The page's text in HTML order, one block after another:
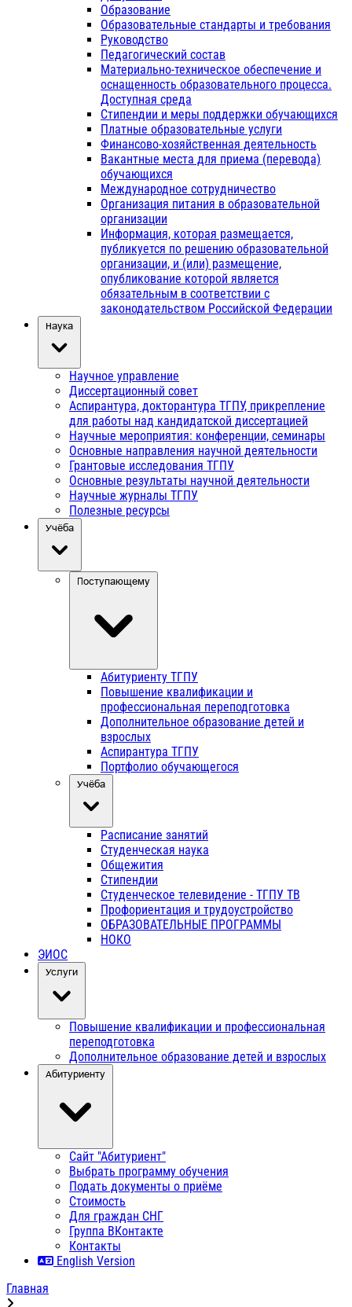
Образование
Образовательные стандарты и требования
Руководство
Педагогический состав
Материально-техническое обеспечение и
оснащенность образовательного процесса.
Доступная среда
Стипендии и меры поддержки обучающихся
Платные образовательные услуги
Финансово-хозяйственная деятельность
Вакантные места для приема (перевода)
обучающихся
Международное сотрудничество
Организация питания в образовательной
организации
Информация, которая размещается,
публикуется по решению образовательной
организации, и (или) размещение,
опубликование которой является
обязательным в соответствии с
законодательством Российской Федерации
Наука
Научное управление
Диссертационный совет
Аспирантура, докторантура ТГПУ, прикрепление
для работы над кандидатской диссертацией
Научные мероприятия: конференции, семинары
Основные направления научной деятельности
Грантовые исследования ТГПУ
Основные результаты научной деятельности
Научные журналы ТГПУ
Полезные ресурсы
Учёба
Поступающему
Абитуриенту ТГПУ
Повышение квалификации и
профессиональная переподготовка
Дополнительное образование детей и
взрослых
Аспирантура ТГПУ
Портфолио обучающегося
Учёба
Расписание занятий
Студенческая наука
Общежития
Стипендии
Студенческое телевидение - ТГПУ ТВ
Профориентация и трудоустройство
ОБРАЗОВАТЕЛЬНЫЕ ПРОГРАММЫ
НОКО
ЭИОС
Услуги
Повышение квалификации и профессиональная
переподготовка
Дополнительное образование детей и взрослых
Абитуриенту
Сайт "Абитуриент"
Выбрать программу обучения
Подать документы о приёме
Стоимость
Для граждан СНГ
Группа ВКонтакте
Контакты
English Version
Главная